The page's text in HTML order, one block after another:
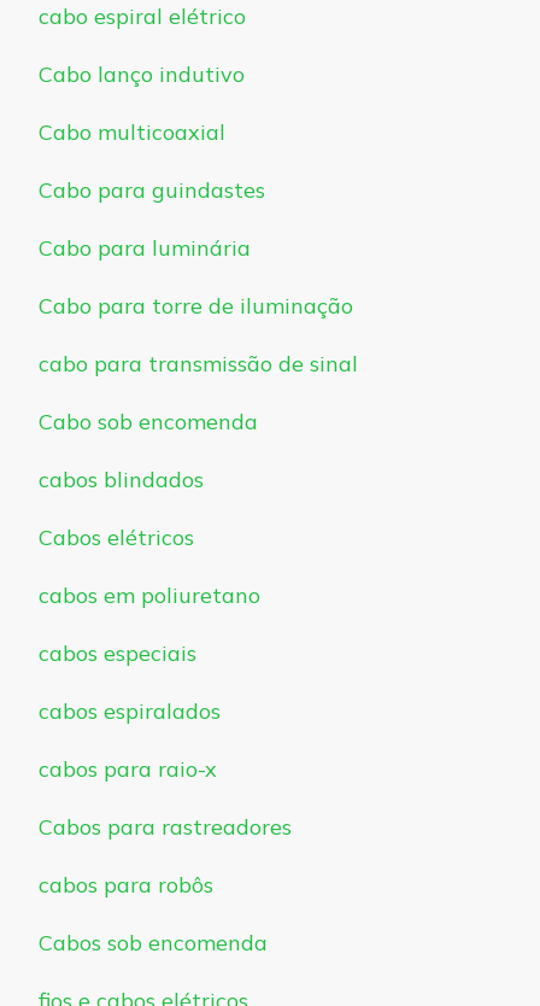
cabo espiral elétrico
Cabo lanço indutivo
Cabo multicoaxial
Cabo para guindastes
Cabo para luminária
Cabo para torre de iluminação
cabo para transmissão de sinal
Cabo sob encomenda
cabos blindados
Cabos elétricos
cabos em poliuretano
cabos especiais
cabos espiralados
cabos para raio-x
Cabos para rastreadores
cabos para robôs
Cabos sob encomenda
fios e cabos elétricos